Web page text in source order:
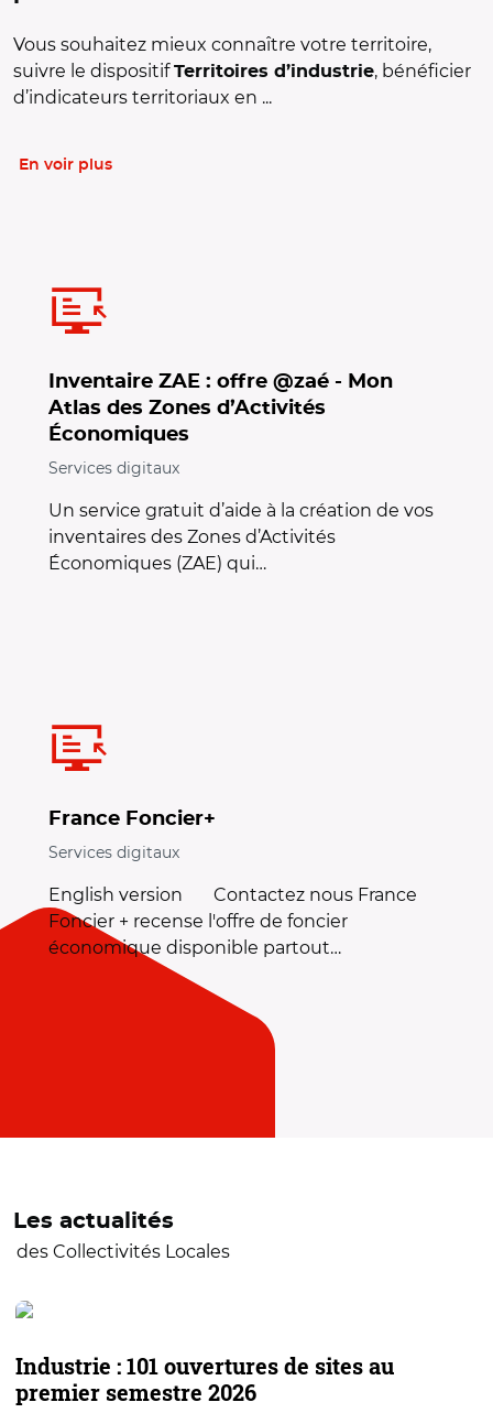
Vous souhaitez mieux connaître votre territoire,
suivre le dispositifTerritoires d’industrie, bénéficier
d’indicateurs territoriaux en ...
En voir plus
Inventaire ZAE : offre @zaé - Mon
Atlas des Zones d’Activités
Économiques
Services digitaux
Un service gratuit d’aide à la création de vos
inventaires des Zones d’Activités
Économiques (ZAE) qui…
France Foncier+
Services digitaux
English version Contactez nous France
Foncier + recense l'offre de foncier
économique disponible partout…
Les actualités
des Collectivités Locales
Industrie : 101 ouvertures de sites au
premier semestre 2026